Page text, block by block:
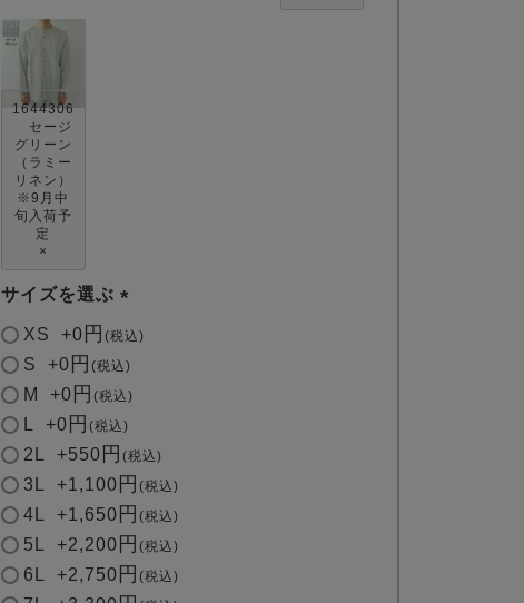
1644306
セージ
グリーン
（ラミー
リネン）
※9月中
旬入荷予
定
×
サイズを選ぶ
(
)
XS +0 税込
S +0 税込
M +0 税込
+0 税込
2L +550 税込
3L +1,100 税込
4L +1,650 税込
5L +2,200 税込
6L +2,750 税込